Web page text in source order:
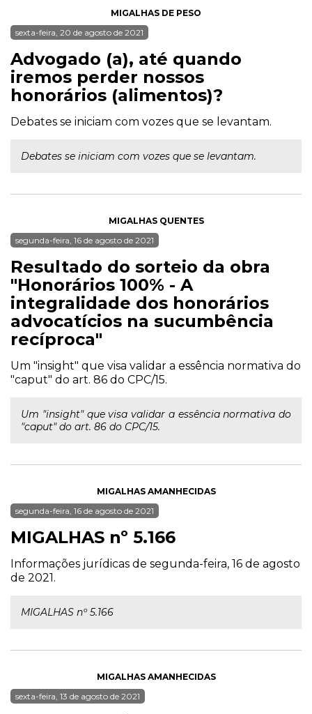
MIGALHAS DE PESO
sexta-feira, 20 de agosto de 2021
Advogado (a), até quando
iremos perder nossos
honorários (alimentos)?
Debates se iniciam com vozes que se levantam.
Debates se iniciam com vozes que se levantam.
MIGALHAS QUENTES
segunda-feira, 16 de agosto de 2021
Resultado do sorteio da obra
"Honorários 100% - A
integralidade dos honorários
advocatícios na sucumbência
recíproca"
Um "insight" que visa validar a essência normativa do
"caput" do art. 86 do CPC/15.
Um "insight" que visa validar a essência normativa do
"caput" do art. 86 do CPC/15.
MIGALHAS AMANHECIDAS
segunda-feira, 16 de agosto de 2021
MIGALHAS nº 5.166
Informações jurídicas de segunda-feira, 16 de agosto
de 2021.
MIGALHAS nº 5.166
MIGALHAS AMANHECIDAS
sexta-feira, 13 de agosto de 2021